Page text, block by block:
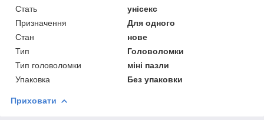
Стать
унісекс
Призначення
Для одного
Стан
нове
Тип
Головоломки
Тип головоломки
міні пазли
Упаковка
Без упаковки
Приховати